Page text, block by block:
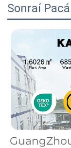
Sonraí